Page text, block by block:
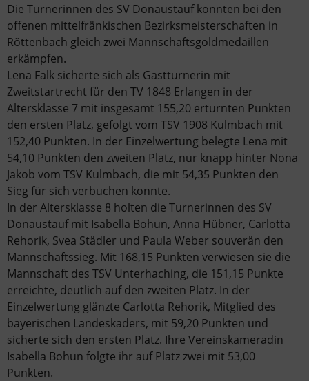
Die Turnerinnen des SV Donaustauf konnten bei den
offenen mittelfränkischen Bezirksmeisterschaften in
Röttenbach gleich zwei Mannschaftsgoldmedaillen
erkämpfen.
Lena Falk sicherte sich als Gastturnerin mit
Zweitstartrecht für den TV 1848 Erlangen in der
Altersklasse 7 mit insgesamt 155,20 erturnten Punkten
den ersten Platz, gefolgt vom TSV 1908 Kulmbach mit
152,40 Punkten. In der Einzelwertung belegte Lena mit
54,10 Punkten den zweiten Platz, nur knapp hinter Nona
Jakob vom TSV Kulmbach, die mit 54,35 Punkten den
Sieg für sich verbuchen konnte.
In der Altersklasse 8 holten die Turnerinnen des SV
Donaustauf mit Isabella Bohun, Anna Hübner, Carlotta
Rehorik, Svea Städler und Paula Weber souverän den
Mannschaftssieg. Mit 168,15 Punkten verwiesen sie die
Mannschaft des TSV Unterhaching, die 151,15 Punkte
erreichte, deutlich auf den zweiten Platz. In der
Einzelwertung glänzte Carlotta Rehorik, Mitglied des
bayerischen Landeskaders, mit 59,20 Punkten und
sicherte sich den ersten Platz. Ihre Vereinskameradin
Isabella Bohun folgte ihr auf Platz zwei mit 53,00
Punkten.